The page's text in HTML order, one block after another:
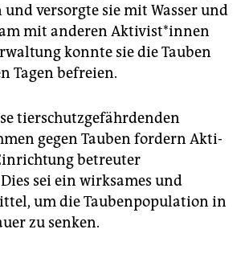
und versorgte sie mit Wasser und
mit anderen Ak­ti­vis­t*in­nen
konnte sie die Tauben
Tagen befreien.
tierschutzgefährdenden
gegen Tauben fordern Ak­ti­
betreuter
sei ein wirksames und
um die Taubenpopulation in
zu senken.